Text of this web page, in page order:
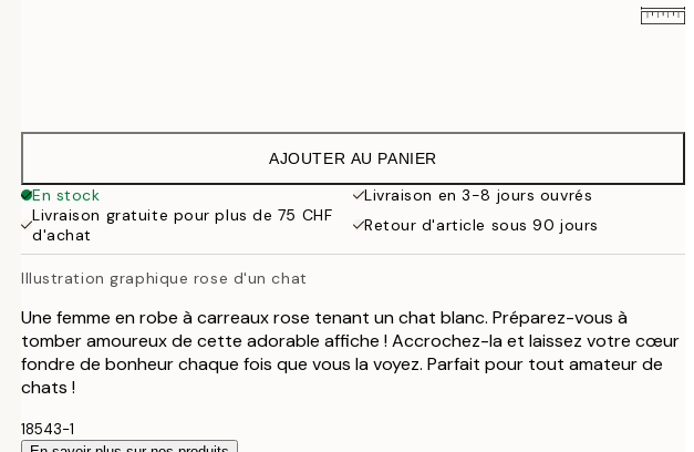
AJOUTER AU PANIER
En stock
Livraison en 3-8 jours ouvrés
Livraison gratuite pour plus de 75 CHF
d'achat
Retour d'article sous 90 jours
Illustration graphique rose d'un chat
Une femme en robe à carreaux rose tenant un chat blanc. Préparez-vous à
tomber amoureux de cette adorable affiche ! Accrochez-la et laissez votre cœur
fondre de bonheur chaque fois que vous la voyez. Parfait pour tout amateur de
chats !
18543-1